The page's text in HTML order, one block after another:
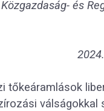
Közgazdaság- és
tőkeáramlások
válságokkal